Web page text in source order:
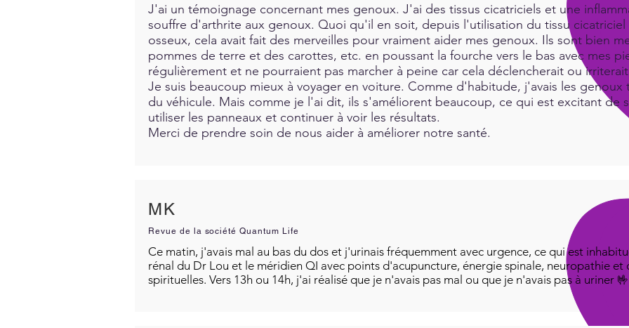
J'ai un témoignage concernant mes genoux. J'ai des tissus cicatriciels et une
souffre d'arthrite aux genoux. Quoi qu'il en soit, depuis l'utilisation du tissu
osseux, cela avait fait des merveilles pour vraiment aider mes genoux. Ils sont bien
pommes de terre et des carottes, etc. en poussant la fourche vers le bas avec mes
régulièrement et ne pourraient pas marcher à peine car cela déclencherait ou
Je suis beaucoup mieux à voyager en voiture. Comme d'habitude, j'avais les genoux
du véhicule. Mais comme je l'ai dit, ils s'améliorent beaucoup, ce qui est excitant de
utiliser les panneaux et continuer à voir les résultats.
Merci de prendre soin de nous aider à améliorer notre santé.
MK
Revue de la société Quantum Life
Ce matin, j'avais mal au bas du dos et j'urinais fréquemment avec urgence, ce qui est
rénal du Dr Lou et le méridien QI avec points d'acupuncture, énergie spinale, neuropathie
spirituelles. Vers 13h ou 14h, j'ai réalisé que je n'avais pas mal ou que je n'avais pas à uriner